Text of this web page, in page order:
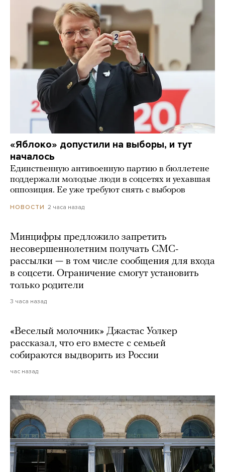
«Яблоко» допустили на выборы, и тут
началось
Единственную антивоенную партию в бюллетене
поддержали молодые люди в соцсетях и уехавшая
оппозиция. Ее уже требуют снять с выборов
НОВОСТИ 2 часа назад
Минцифры предложило запретить
несовершеннолетним получать СМС-
рассылки — в том числе сообщения для входа
в соцсети. Ограничение смогут установить
только родители
3 часа назад
«Веселый молочник» Джастас Уолкер
рассказал, что его вместе с семьей
собираются выдворить из России
час назад